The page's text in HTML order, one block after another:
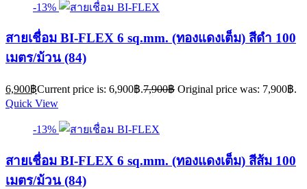
-13%
สายเชื่อม BI-FLEX 6 sq.mm. (ทองแดงเต็ม) สีดำ 100
เมตร/ม้วน (84)
6,900฿Current price is: 6,900฿.7,900฿ Original price was: 7,900฿.
Quick View
-13%
สายเชื่อม BI-FLEX 6 sq.mm. (ทองแดงเต็ม) สีส้ม 100
เมตร/ม้วน (84)